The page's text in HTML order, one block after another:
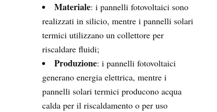
Materiale: i pannelli fotovoltaici sono
realizzati in silicio, mentre i pannelli solari
termici utilizzano un collettore per
riscaldare fluidi;
Produzione: i pannelli fotovoltaici
generano energia elettrica, mentre i
pannelli solari termici producono acqua
calda per il riscaldamento o per uso